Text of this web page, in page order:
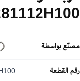
مصنّع بواسطة
رقم القطعة